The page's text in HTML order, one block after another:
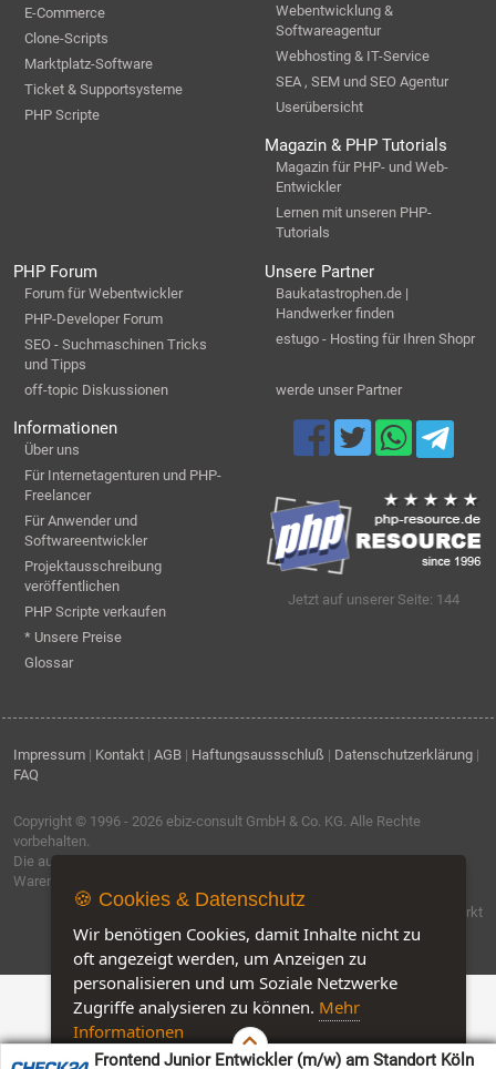
Frontend Junior Entwickler (m/w) am Standort Köln
E-Commerce
Clone-Scripts
Marktplatz-Software
Ticket & Supportsysteme
PHP Scripte
Webentwicklung &
Softwareagentur
Webhosting & IT-Service
SEA , SEM und SEO Agentur
Userübersicht
Magazin & PHP Tutorials
Magazin für PHP- und Web-
Entwickler
Lernen mit unseren PHP-
Tutorials
PHP Forum
Forum für Webentwickler
PHP-Developer Forum
SEO - Suchmaschinen Tricks
und Tipps
off-topic Diskussionen
Unsere Partner
Baukatastrophen.de |
Handwerker finden
estugo - Hosting für Ihren Shopr
werde unser Partner
Informationen
Über uns
Für Internetagenturen und PHP-
Freelancer
Für Anwender und
Softwareentwickler
Projektausschreibung
veröffentlichen
PHP Scripte verkaufen
* Unsere Preise
Glossar
Jetzt auf unserer Seite: 144
Impressum | Kontakt | AGB | Haftungsaussschluß | Datenschutzerklärung |
FAQ
Copyright © 1996 - 2026 ebiz-consult GmbH & Co. KG . Alle Rechte
vorbehalten.
Die auf dieser Seite verwendeten Produktbezeichnungen, Namen und
Warenzeichen sind Eigentum der jeweiligen Firmen.
Software by IQ-Markt
🍪 Cookies & Datenschutz
Wir benötigen Cookies, damit Inhalte nicht zu
oft angezeigt werden, um Anzeigen zu
personalisieren und um Soziale Netzwerke
Zugriffe analysieren zu können. Mehr
Informationen